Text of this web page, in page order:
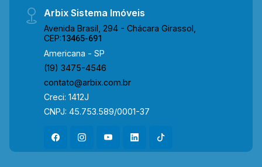
Arbix Sistema Imóveis
Avenida Brasil, 294 - Chácara Girassol,
CEP:13465-691
Americana - SP
(19) 3475-4546
contato@arbix.com.br
Creci: 1412J
CNPJ: 45.753.589/0001-37